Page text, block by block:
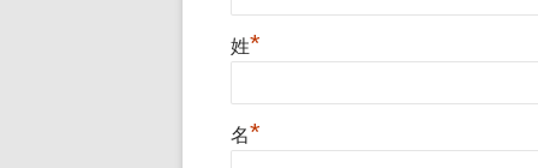
姓*
名*